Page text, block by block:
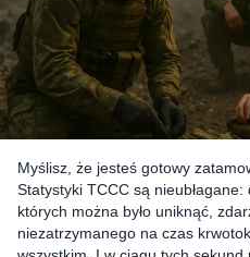
Myślisz, że jesteś gotowy
Statystyki TCCC są
których można było uniknąć,
niezatrzymanego na czas